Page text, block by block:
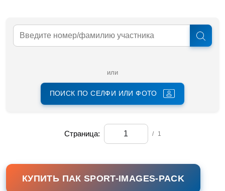
или
ПОИСК ПО СЕЛФИ ИЛИ ФОТО
Страница: / 1
КУПИТЬ ПАК SPORT-IMAGES-PACK